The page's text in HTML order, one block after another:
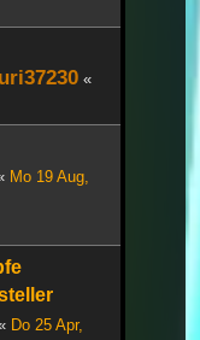
«
Mo 19 Aug,
Do 25 Apr,